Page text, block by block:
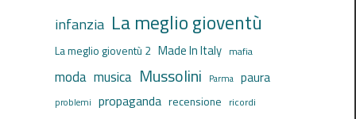
infanzia La meglio gioventù
La meglio gioventù 2 Made In Italy mafia
moda musica Mussolini Parma paura
problemi propaganda recensione ricordi